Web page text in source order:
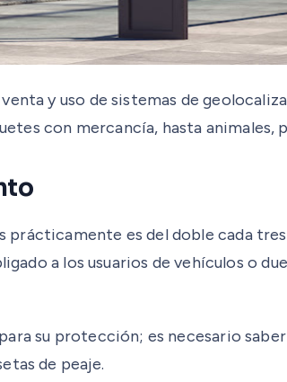
y uso de sistemas de
con mercancía, hasta
es del doble cada
a los usuarios de vehículos o
su protección; es necesario
de peaje.